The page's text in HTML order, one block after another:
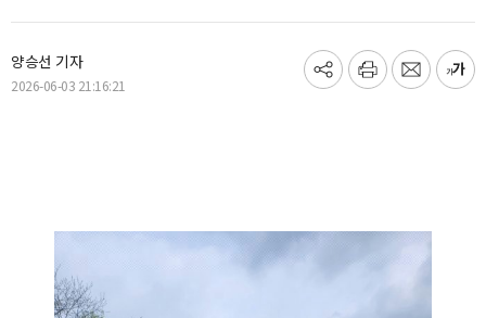
양승선 기자
2026-06-03 21:16:21
기
프
메
글